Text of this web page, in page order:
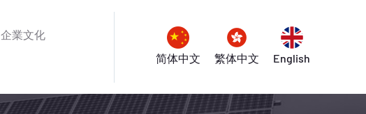
企業文化
简体中文
繁体中文 English